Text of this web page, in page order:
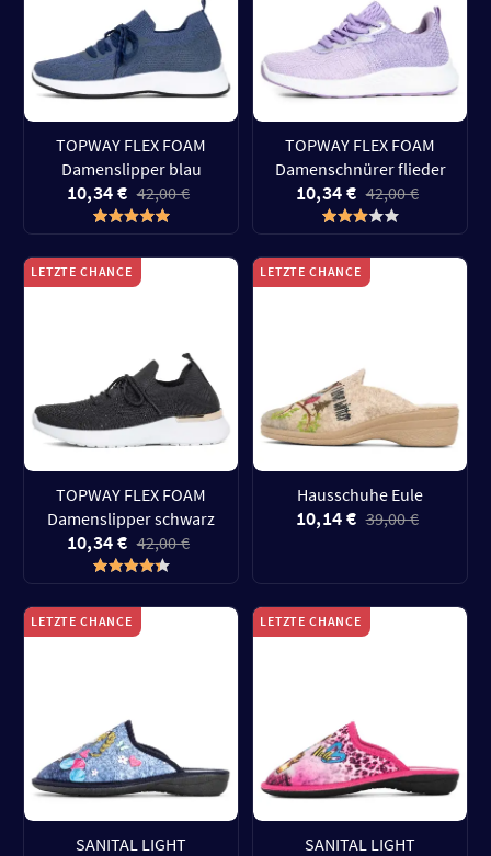
TOPWAY FLEX FOAM
Damenslipper blau
10,34 € 42,00 €
TOPWAY FLEX FOAM
Damenschnürer flieder
10,34 € 42,00 €
LETZTE CHANCE
TOPWAY FLEX FOAM
Damenslipper schwarz
10,34 € 42,00 €
LETZTE CHANCE
Hausschuhe Eule
10,14 € 39,00 €
LETZTE CHANCE
SANITAL LIGHT
LETZTE CHANCE
SANITAL LIGHT